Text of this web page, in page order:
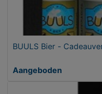
BUULS Bier -
Aangeboden